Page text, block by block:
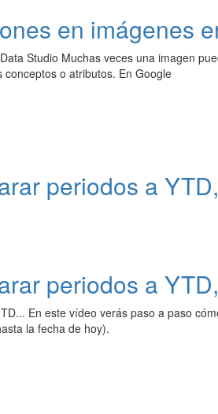
en imágenes
Studio Muchas veces una imagen
o atributos. En Google
periodos a
periodos a
En este vídeo verás paso a paso
la fecha de hoy).